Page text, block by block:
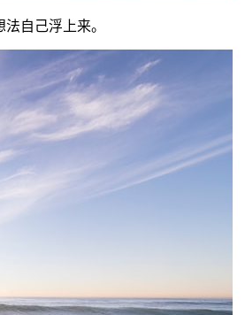
自己浮上来。